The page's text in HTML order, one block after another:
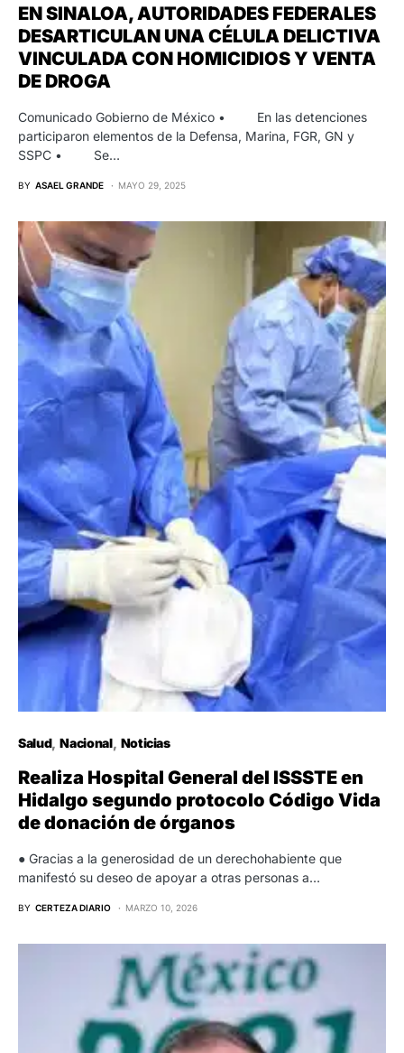
EN SINALOA, AUTORIDADES FEDERALES
DESARTICULAN UNA CÉLULA DELICTIVA
VINCULADA CON HOMICIDIOS Y VENTA
DE DROGA
Comunicado Gobierno de México • En las detenciones
participaron elementos de la Defensa, Marina, FGR, GN y
SSPC • Se…
BY ASAEL GRANDE MAYO 29, 2025
Salud Nacional Noticias
Realiza Hospital General del ISSSTE en
Hidalgo segundo protocolo Código Vida
de donación de órganos
● Gracias a la generosidad de un derechohabiente que
manifestó su deseo de apoyar a otras personas a…
BY CERTEZA DIARIO MARZO 10, 2026